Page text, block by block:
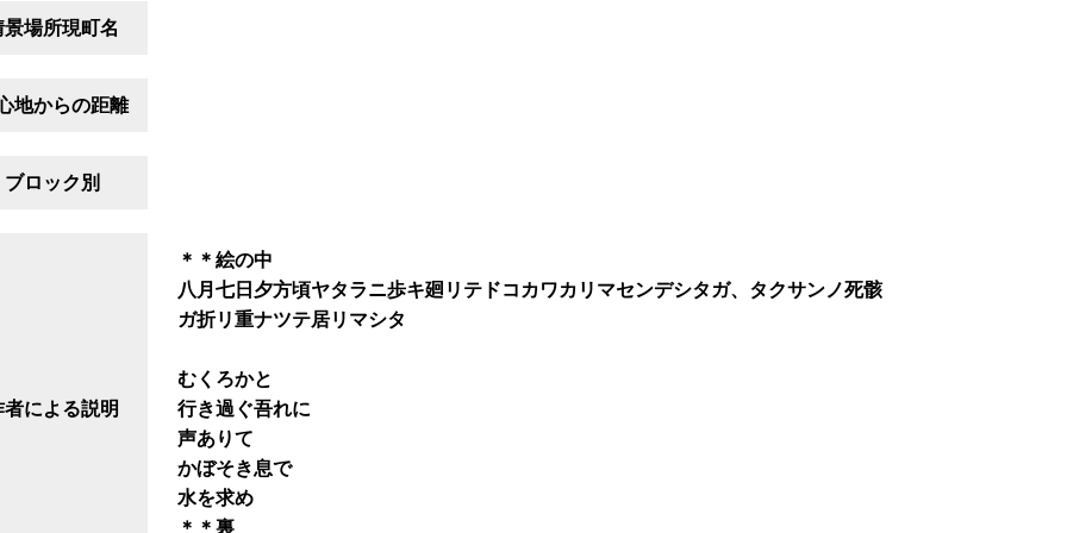
景場所現町名
地からの距離
ブロック別
者による説明
＊＊絵の中
八月七日夕方頃ヤタラニ歩キ廻リテドコカワカリマセンデシタガ、タクサンノ死骸
ガ折リ重ナツテ居リマシタ
むくろかと
行き過ぐ吾れに
声ありて
かぼそき息で
水を求めゝ
＊＊裏